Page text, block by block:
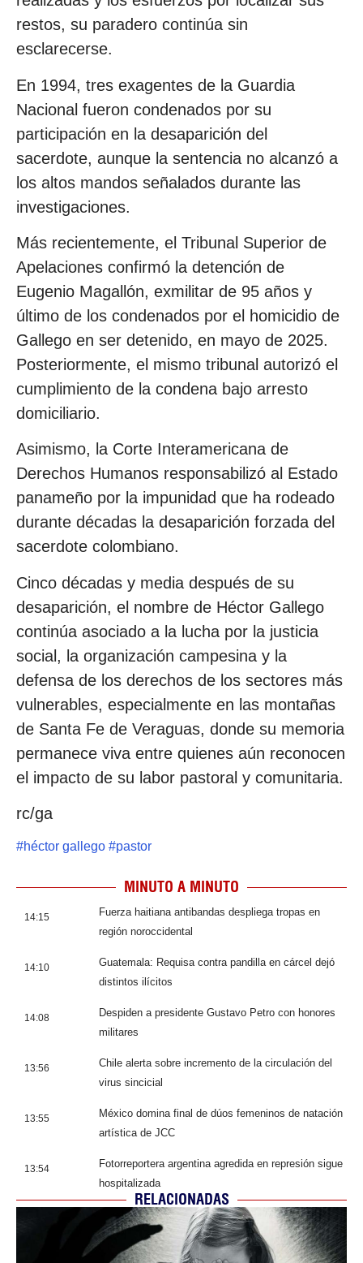
restos, su paradero continúa sin
esclarecerse.
En 1994, tres exagentes de la Guardia
Nacional fueron condenados por su
participación en la desaparición del
sacerdote, aunque la sentencia no alcanzó a
los altos mandos señalados durante las
investigaciones.
Más recientemente, el Tribunal Superior de
Apelaciones confirmó la detención de
Eugenio Magallón, exmilitar de 95 años y
último de los condenados por el homicidio de
Gallego en ser detenido, en mayo de 2025.
Posteriormente, el mismo tribunal autorizó el
cumplimiento de la condena bajo arresto
domiciliario.
Asimismo, la Corte Interamericana de
Derechos Humanos responsabilizó al Estado
panameño por la impunidad que ha rodeado
durante décadas la desaparición forzada del
sacerdote colombiano.
Cinco décadas y media después de su
desaparición, el nombre de Héctor Gallego
continúa asociado a la lucha por la justicia
social, la organización campesina y la
defensa de los derechos de los sectores más
vulnerables, especialmente en las montañas
de Santa Fe de Veraguas, donde su memoria
permanece viva entre quienes aún reconocen
el impacto de su labor pastoral y comunitaria.
rc/ga
#héctor gallego #pastor
MINUTO A MINUTO
14:15
Fuerza haitiana antibandas despliega tropas en
región noroccidental
14:10
Guatemala: Requisa contra pandilla en cárcel dejó
distintos ilícitos
14:08
Despiden a presidente Gustavo Petro con honores
militares
13:56
Chile alerta sobre incremento de la circulación del
virus sincicial
13:55
México domina final de dúos femeninos de natación
artística de JCC
13:54
Fotorreportera argentina agredida en represión sigue
hospitalizada
RELACIONADAS